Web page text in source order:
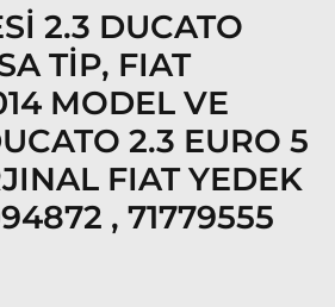
2.3 DUCATO
TİP, FIAT
MODEL VE
2.3 EURO 5
FIAT YEDEK
, 71779555